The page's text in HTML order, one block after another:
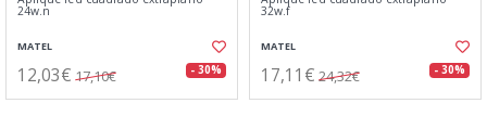
24w.n
MATEL
12,03€ 17,10€ - 30%
32w.f
MATEL
17,11€ 24,32€ - 30%